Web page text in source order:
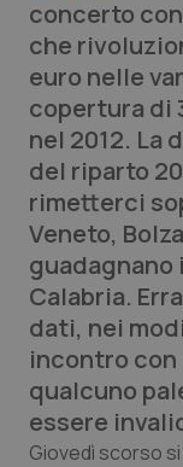
QS Pro
Professionisti
Abruzzo
Basilicata
Calabria
Campania
Emilia-
QS Pro
Artrite &
Asma &
Car-T
QS Club
concerto
che
euro nelle
copertura di
nel 2012. La
del riparto
rimetterci
Veneto,
guadagnano
Calabria.
dati, nei
incontro con
qualcuno
essere
Giovedì scorso